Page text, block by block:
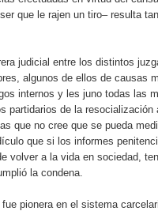
que le rajen un tiro– resulta
judicial entre los distintos
algunos de ellos de causas
internos y les juno todas las
partidarios de la resocialización
que no cree que se pueda
que si los informes
volver a la vida en sociedad,
la condena.
pionera en el sistema